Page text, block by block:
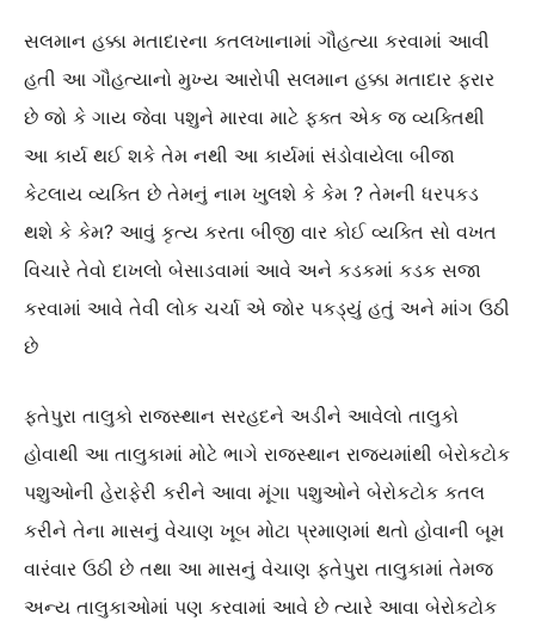
સલમાન હક્કા મતાદારના કતલખાનામાં ગૌહત્યા કરવામાં આવી
હતી આ ગૌહત્યાનો મુખ્ય આરોપી સલમાન હક્કા મતાદાર ફરાર
છે જો કે ગાય જેવા પશુને મારવા માટે ફક્ત એક જ વ્યક્તિથી
આ કાર્ય થઈ શકે તેમ નથી આ કાર્યમાં સંડોવાયેલા બીજા
કેટલાય વ્યક્તિ છે તેમનું નામ ખુલશે કે કેમ ? તેમની ધરપકડ
થશે કે કેમ? આવું કૃત્ય કરતા બીજી વાર કોઈ વ્યક્તિ સો વખત
વિચારે તેવો દાખલો બેસાડવામાં આવે અને કડકમાં કડક સજા
કરવામાં આવે તેવી લોક ચર્ચા એ જોર પકડ્યું હતું અને માંગ ઉઠી
છે
ફતેપુરા તાલુકો રાજસ્થાન સરહદને અડીને આવેલો તાલુકો
હોવાથી આ તાલુકામાં મોટે ભાગે રાજસ્થાન રાજ્યમાંથી બેરોકટોક
પશુઓની હેરાફેરી કરીને આવા મૂંગા પશુઓને બેરોકટોક કતલ
કરીને તેના માસનું વેચાણ ખૂબ મોટા પ્રમાણમાં થતો હોવાની બૂમ
વારંવાર ઉઠી છે તથા આ માસનું વેચાણ ફતેપુરા તાલુકામાં તેમજ
અન્ય તાલુકાઓમાં પણ કરવામાં આવે છે ત્યારે આવા બેરોકટોક